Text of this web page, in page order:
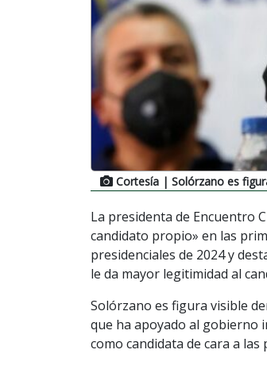
Cortesía | Solórzano es
La presidenta de Encuentro
candidato propio» en las
presidenciales de 2024 y
le da mayor legitimidad al
Solórzano es figura visible
que ha apoyado al gobierno
como candidata de cara a las